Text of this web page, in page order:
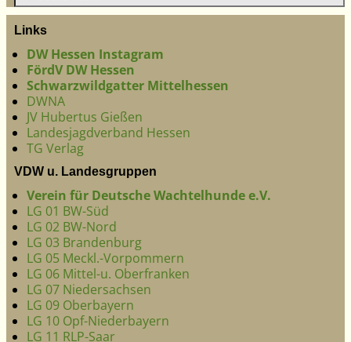
Links
DW Hessen Instagram
FördV DW Hessen
Schwarzwildgatter Mittelhessen
DWNA
JV Hubertus Gießen
Landesjagdverband Hessen
TG Verlag
VDW u. Landesgruppen
Verein für Deutsche Wachtelhunde e.V.
LG 01 BW-Süd
LG 02 BW-Nord
LG 03 Brandenburg
LG 05 Meckl.-Vorpommern
LG 06 Mittel-u. Oberfranken
LG 07 Niedersachsen
LG 09 Oberbayern
LG 10 Opf-Niederbayern
LG 11 RLP-Saar